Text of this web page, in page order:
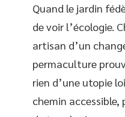
Quand le jardin
de voir l’écologie.
artisan d’un
permaculture
rien d’une utopie
chemin